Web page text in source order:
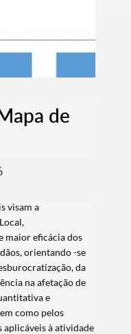
de
visam a
maior eficácia dos
orientando -se
da
na afetação de
e
como pelos
à atividade